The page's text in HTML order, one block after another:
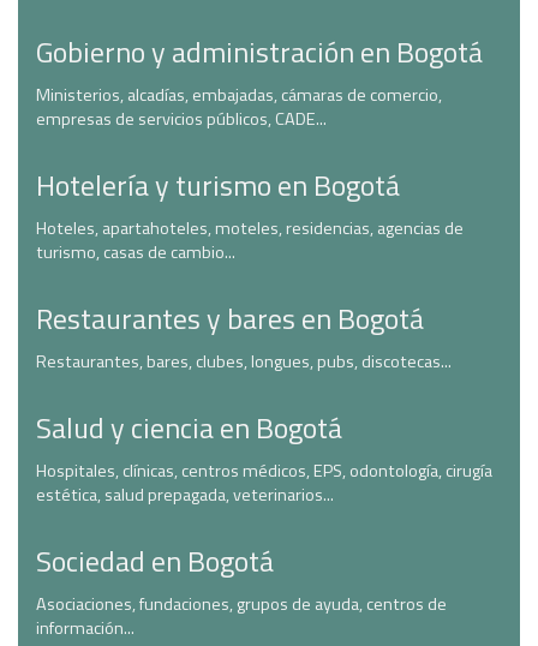
Gobierno y administración en Bogotá
Ministerios, alcadías, embajadas, cámaras de comercio,
empresas de servicios públicos, CADE...
Hotelería y turismo en Bogotá
Hoteles, apartahoteles, moteles, residencias, agencias de
turismo, casas de cambio...
Restaurantes y bares en Bogotá
Restaurantes, bares, clubes, longues, pubs, discotecas...
Salud y ciencia en Bogotá
Hospitales, clínicas, centros médicos, EPS, odontología, cirugía
estética, salud prepagada, veterinarios...
Sociedad en Bogotá
Asociaciones, fundaciones, grupos de ayuda, centros de
información...